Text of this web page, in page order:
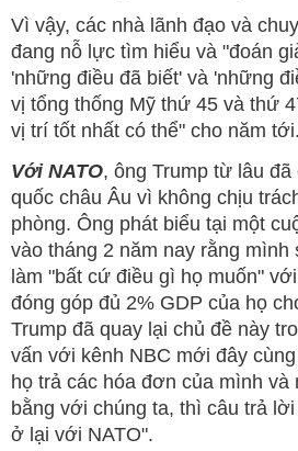
Vì vậy, các nhà lãnh đạo và
đang nỗ lực tìm hiểu và "đoán
'những điều đã biết' và 'những
vị tổng thống Mỹ thứ 45 và thứ
vị trí tốt nhất có thể" cho năm tới.
Với NATO, ông Trump từ lâu
quốc châu Âu vì không chịu
phòng. Ông phát biểu tại một
vào tháng 2 năm nay rằng mình
làm "bất cứ điều gì họ muốn"
đóng góp đủ 2% GDP của họ
Trump đã quay lại chủ đề này
vấn với kênh NBC mới đây
họ trả các hóa đơn của mình và
bằng với chúng ta, thì câu trả
ở lại với NATO".